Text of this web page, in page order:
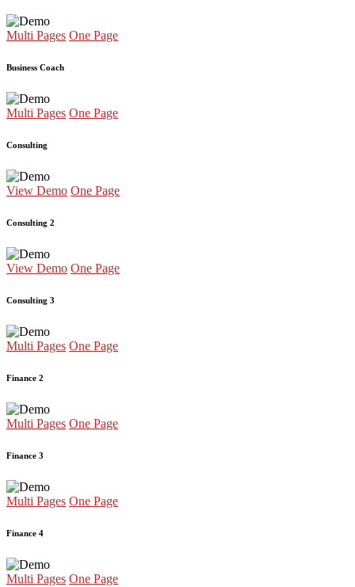
Multi Pages One Page
Business Coach
Multi Pages One Page
Consulting
View Demo One Page
Consulting 2
View Demo One Page
Consulting 3
Multi Pages One Page
Finance 2
Multi Pages One Page
Finance 3
Multi Pages One Page
Finance 4
Multi Pages One Page